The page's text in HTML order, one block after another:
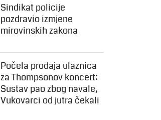
Sindikat policije
pozdravio izmjene
mirovinskih zakona
Počela prodaja ulaznica
za Thompsonov koncert:
Sustav pao zbog navale,
Vukovarci od jutra čekali